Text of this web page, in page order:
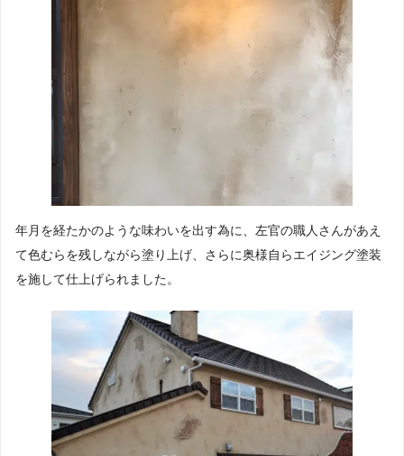
年月を経たかのような味わいを出す為に、左官の職人さんがあえ
て色むらを残しながら塗り上げ、さらに奥様自らエイジング塗装
を施して仕上げられました。